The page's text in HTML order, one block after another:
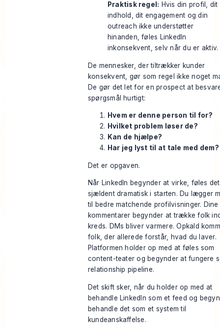
Praktisk regel: Hvis din profil, dit
indhold, dit engagement og din
outreach ikke understøtter
hinanden, føles LinkedIn
inkonsekvent, selv når du er aktiv.
De mennesker, der tiltrækker kunder
konsekvent, gør som regel ikke noget
De gør det let for en prospect at
spørgsmål hurtigt:
Hvem er denne person til for?
Hvilket problem løser de?
Kan de hjælpe?
Har jeg lyst til at tale med dem?
Det er opgaven.
Når LinkedIn begynder at virke, føles det
sjældent dramatisk i starten. Du lægger
til bedre matchende profilvisninger. Dine
kommentarer begynder at trække folk
kreds. DMs bliver varmere. Opkald
folk, der allerede forstår, hvad du laver.
Platformen holder op med at føles som
content-teater og begynder at fungere
relationship pipeline.
Det skift sker, når du holder op med at
behandle LinkedIn som et feed og
behandle det som et system til
kundeanskaffelse.